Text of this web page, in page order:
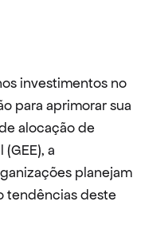
investimentos no
para aprimorar sua
alocação de
a
planejam
tendências deste